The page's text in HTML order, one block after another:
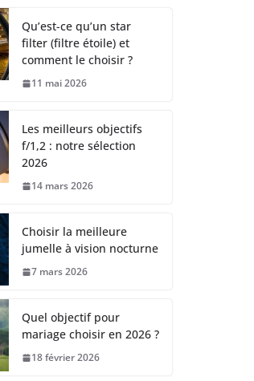
Qu’est-ce qu’un star
filter (filtre étoile) et
comment le choisir ?
11 mai 2026
Les meilleurs objectifs
f/1,2 : notre sélection
2026
14 mars 2026
Choisir la meilleure
jumelle à vision nocturne
7 mars 2026
Quel objectif pour
mariage choisir en 2026 ?
18 février 2026